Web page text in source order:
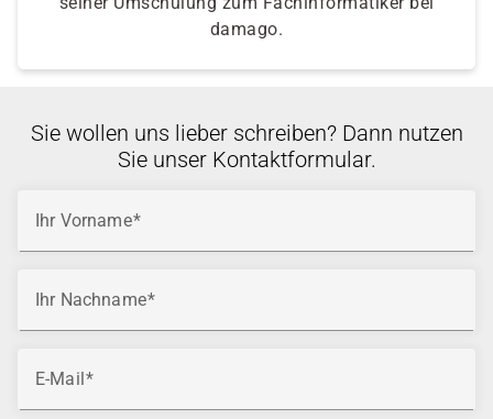
damago.
Sie wollen uns lieber schreiben? Dann nutzen
Sie unser Kontaktformular.
Ihr Vorname
Ihr Nachname
E-Mail